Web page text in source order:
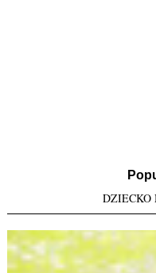
DZIECKO